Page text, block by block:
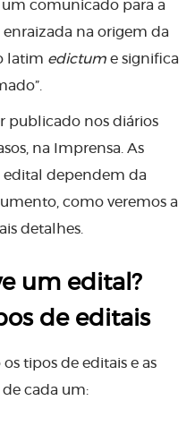
comunicado para a
enraizada na origem da
latim edictume significa
publicado nos diários
na Imprensa. As
edital dependem da
como veremos a
detalhes.
um edital?
de editais
tipos de editais e as
cada um: